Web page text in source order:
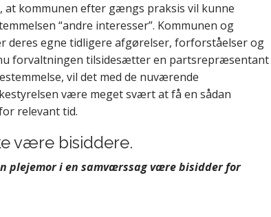
at kommunen efter gængs praksis vil kunne
“andre interesser”. Kommunen og
deres egne tidligere afgørelser, forforståelser og
forvaltningen tilsidesætter en partsrepræsentant
vil det med de nuværende
være meget svært at få en sådan
relevant tid.
være bisiddere.
plejemor i en samværssag være bisidder for